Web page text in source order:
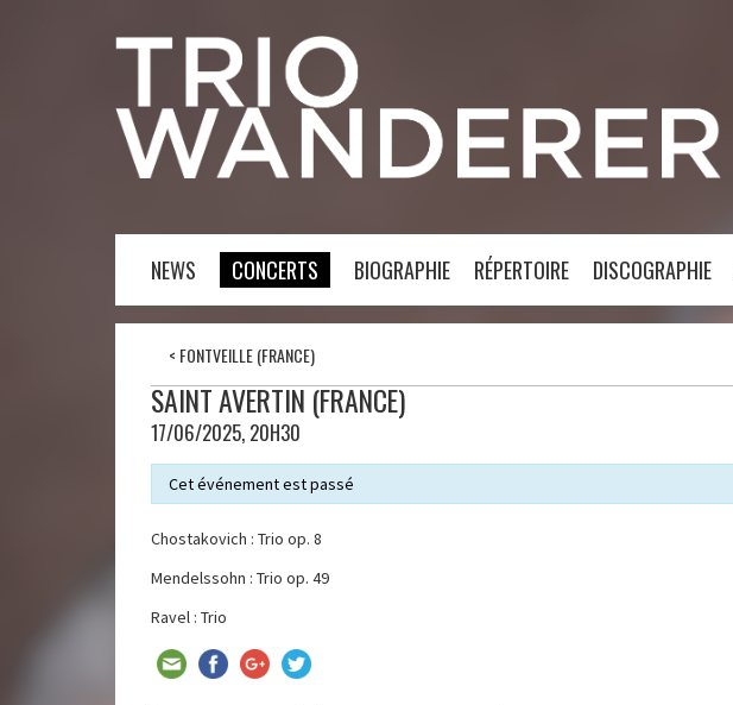
NEWS CONCERTS BIOGRAPHIE RÉPERTOIRE DISCOGRAPHIE
< FONTVEILLE (FRANCE)
SAINT AVERTIN (FRANCE)
17/06/2025, 20H30
Cet événement est passé
Chostakovich : Trio op. 8
Mendelssohn : Trio op. 49
Ravel : Trio